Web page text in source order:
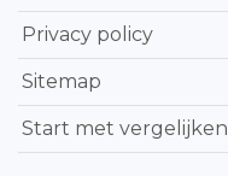
Privacy policy
Sitemap
Start met vergelijken